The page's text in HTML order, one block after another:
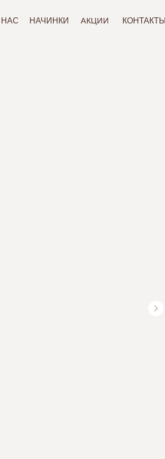
НАЧИНКИ АКЦИИ КОНТАКТЫ